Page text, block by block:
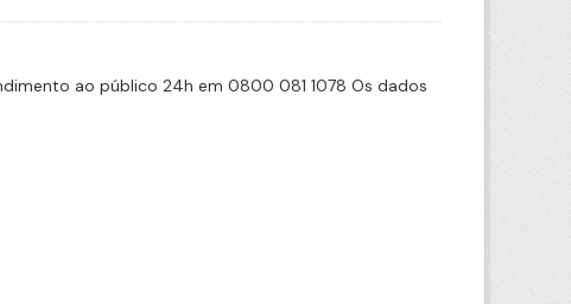
ao público 24h em 0800 081 1078 Os dados